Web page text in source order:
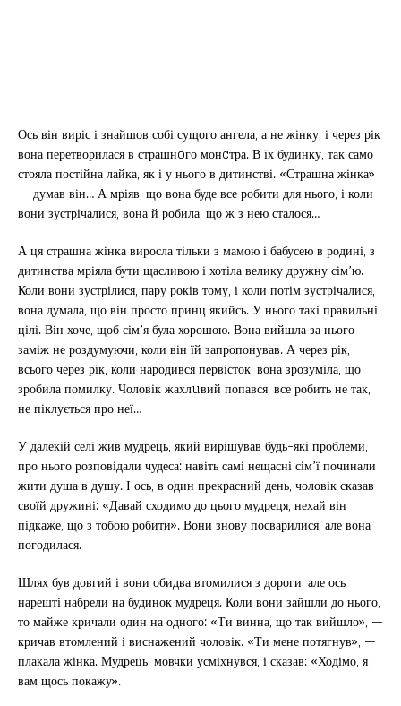
Ось він виріс і знайшов собі сущого ангела, а не жінку, і через рік
вона перетворилася в страшнoго монcтра. В їх будинку, так само
стояла постійна лайка, як і у нього в дитинстві. «Страшна жінка»
— думав він… А мріяв, що вона буде все робити для нього, і коли
вони зустрічалися, вона й робила, що ж з нею сталося…
А ця страшна жінка виросла тільки з мамою і бабусею в родині, з
дитинства мріяла бути щасливою і хотіла велику дружну сім’ю.
Коли вони зустрілися, пару років тому, і коли потім зустрічалися,
вона думала, що він просто принц якийсь. У нього такі правильні
цілі. Він хоче, щоб сім’я була хорошою. Вона вийшла за нього
заміж не роздумуючи, коли він їй запропонував. А через рік,
всього через рік, коли народився первісток, вона зрозуміла, що
зробила помилку. Чоловік жахлuвий попався, все робить не так,
не піклується про неї…
У далекій селі жив мудрець, який вирішував будь-які проблеми,
про нього розповідали чудеса: навіть самі нещасні сім’ї починали
жити душа в душу. І ось, в один прекрасний день, чоловік сказав
своїй дружині: «Давай сходимо до цього мудреця, нехай він
підкаже, що з тобою робити». Вони знову посварилися, але вона
погодилася.
Шлях був довгий і вони обидва втомилися з дороги, але ось
нарешті набрели на будинок мудреця. Коли вони зайшли до нього,
то майже кричали один на одного: «Ти винна, що так вийшло», —
кричав втомлений і виснажений чоловік. «Ти мене потягнув», —
плакала жінка. Мудрець, мовчки усміхнувся, і сказав: «Ходімо, я
вам щось покажу».